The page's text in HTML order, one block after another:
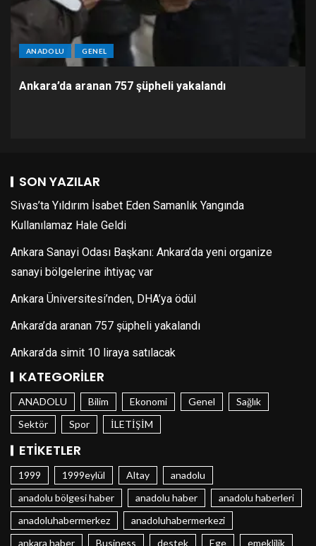
ANADOLU GENEL
Ankara’da aranan 757 şüpheli yakalandı
SON YAZILAR
Sivas’ta Yıldırım İsabet Eden Samanlık Yangında
Kullanılamaz Hale Geldi
Ankara Sanayi Odası Başkanı: Ankara’da yeni organize
sanayi bölgelerine ihtiyaç var
Ankara Üniversitesi’nden, DHA’ya ödül
Ankara’da aranan 757 şüpheli yakalandı
Ankara’da simit 10 liraya satılacak
KATEGORILER
ANADOLU Bilim Ekonomi Genel
Sağlık
Sektör
Spor İLETİŞİM
ETIKETLER
1999 1999eylül Altay
anadolu
anadolu bölgesi haber
anadolu haber
anadolu haberleri
anadoluhabermerkez
anadoluhabermerkezi
ankara haber
Business destek Ege emeklilik